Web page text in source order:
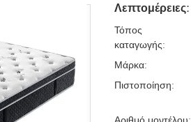
Λεπτομέρειες:
Τόπος
καταγωγής:
Μάρκα:
Πιστοποίηση:
Αριθμό μοντέλου: